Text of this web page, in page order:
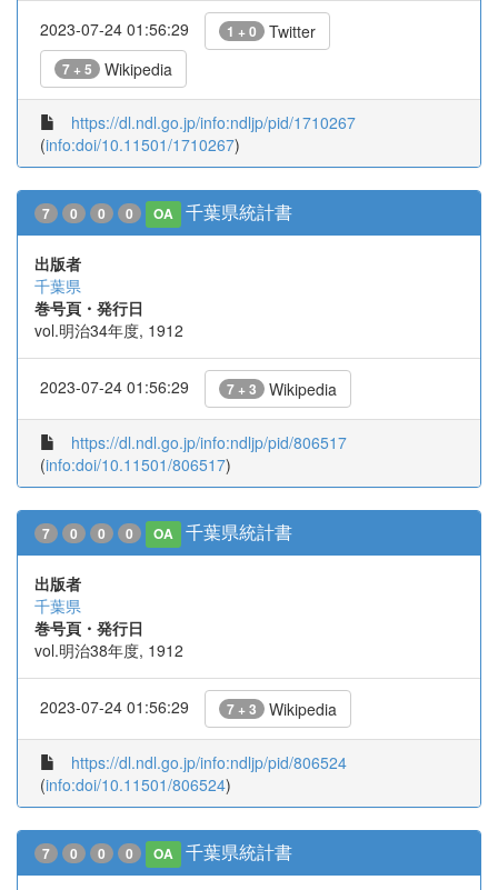
2023-07-24 01:56:29 1 + 0 Twitter
7 + 5 Wikipedia
https://dl.ndl.go.jp/info:ndljp/pid/1710267
(info:doi/10.11501/1710267)
7 0 0 0 OA 千葉県統計書
出版者
千葉県
巻号頁・発行日
vol.明治34年度, 1912
2023-07-24 01:56:29 7 + 3 Wikipedia
https://dl.ndl.go.jp/info:ndljp/pid/806517
(info:doi/10.11501/806517)
7 0 0 0 OA 千葉県統計書
出版者
千葉県
巻号頁・発行日
vol.明治38年度, 1912
2023-07-24 01:56:29 7 + 3 Wikipedia
https://dl.ndl.go.jp/info:ndljp/pid/806524
(info:doi/10.11501/806524)
7 0 0 0 OA 千葉県統計書